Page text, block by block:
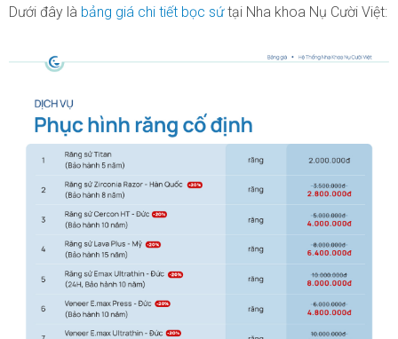
Dưới đây là bảng giá chi tiết bọc sứtại Nha khoa Nụ Cười Việt: